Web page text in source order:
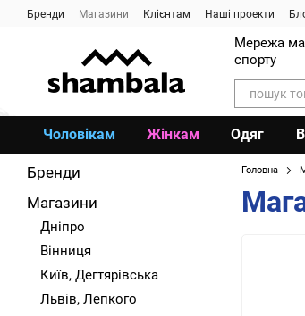
Перейти до основного контенту
Бренди Магазини Клієнтам Наші проекти
Мережа
спорту
Чоловікам Жінкам Одяг
Головна
Бренди
Магазини
Дніпро
Вінниця
Київ, Дегтярівська
Львів, Лепкого